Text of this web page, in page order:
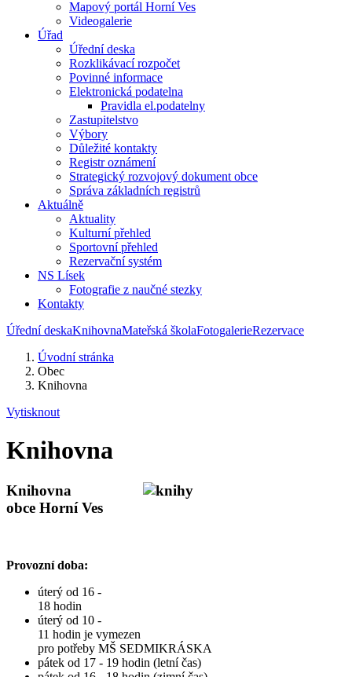
Mapový portál Horní Ves
Videogalerie
Úřad
Úřední deska
Rozklikávací rozpočet
Povinné informace
Elektronická podatelna
Pravidla el.podatelny
Zastupitelstvo
Výbory
Důležité kontakty
Registr oznámení
Strategický rozvojový dokument obce
Správa základních registrů
Aktuálně
Aktuality
Kulturní přehled
Sportovní přehled
Rezervační systém
NS Lísek
Fotografie z naučné stezky
Kontakty
Úřední deskaKnihovnaMateřská školaFotogalerieRezervace
Úvodní stránka
Obec
Knihovna
Vytisknout
Knihovna
Knihovna
obce Horní Ves
Provozní doba:
úterý od 16 -
18 hodin
úterý od 10 -
11 hodin je vymezen
pro potřeby MŠ SEDMIKRÁSKA
​pátek od 17 - 19 hodin (letní čas)